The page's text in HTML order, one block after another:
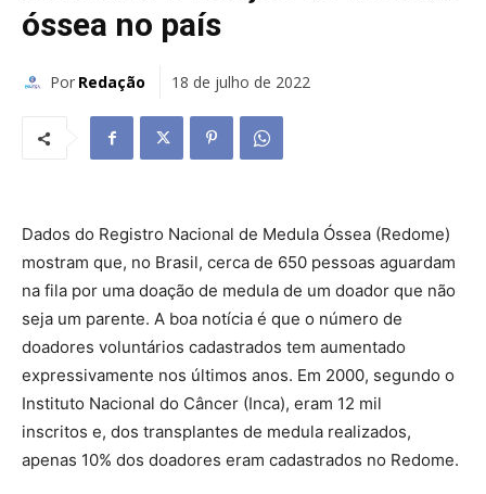
óssea no país
Por Redação 18 de julho de 2022
Dados do Registro Nacional de Medula Óssea (Redome)
mostram que, no Brasil, cerca de 650 pessoas aguardam
na fila por uma doação de medula de um doador que não
seja um parente. A boa notícia é que o número de
doadores voluntários cadastrados tem aumentado
expressivamente nos últimos anos. Em 2000, segundo o
Instituto Nacional do Câncer (Inca), eram 12 mil
inscritos e, dos transplantes de medula realizados,
apenas 10% dos doadores eram cadastrados no Redome.